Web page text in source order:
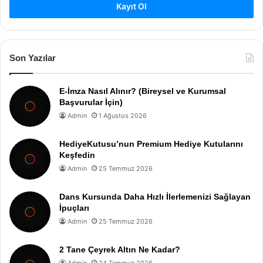
Kayıt Ol
Son Yazılar
E-İmza Nasıl Alınır? (Bireysel ve Kurumsal
Başvurular İçin)
Admin 1 Ağustos 2026
HediyeKutusu’nun Premium Hediye Kutularını
Keşfedin
Admin 25 Temmuz 2026
Dans Kursunda Daha Hızlı İlerlemenizi Sağlayan
İpuçları
Admin 25 Temmuz 2026
2 Tane Çeyrek Altın Ne Kadar?